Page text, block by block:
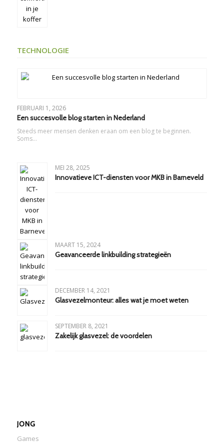
TECHNOLOGIE
FEBRUARI 1, 2026
Een succesvolle blog starten in Nederland
Steeds meer mensen denken eraan om een blog te beginnen.
Soms…
MEI 28, 2025
Innovatieve ICT-diensten voor MKB in Barneveld
MAART 15, 2024
Geavanceerde linkbuilding strategieën
DECEMBER 14, 2021
Glasvezelmonteur: alles wat je moet weten
SEPTEMBER 8, 2021
Zakelijk glasvezel: de voordelen
JONG
Games